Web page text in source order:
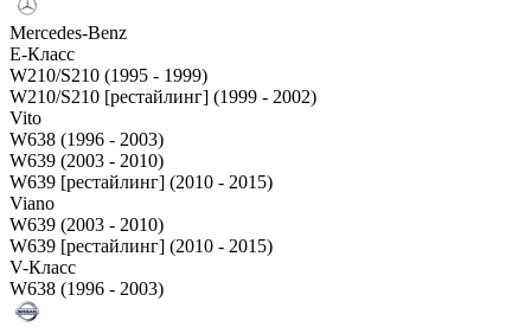
Mercedes-Benz
E-Класс
W210/S210 (1995 - 1999)
W210/S210 [рестайлинг] (1999 - 2002)
Vito
W638 (1996 - 2003)
W639 (2003 - 2010)
W639 [рестайлинг] (2010 - 2015)
Viano
W639 (2003 - 2010)
W639 [рестайлинг] (2010 - 2015)
V-Класс
W638 (1996 - 2003)